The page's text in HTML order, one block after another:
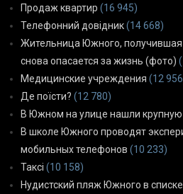
Продаж квартир (16 945)
Телефонний довідник(14 668)
Жительница Южного,
снова опасается за жизнь (фото)
Медицинские учреждения (12
Де поїсти? (12 780)
В Южном на улице нашли
В школе Южного проводят
мобильных телефонов (10 233)
Таксі (10 158)
Нудистский пляж Южного в